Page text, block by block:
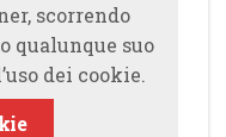
scorrendo
qualunque suo
dei cookie.